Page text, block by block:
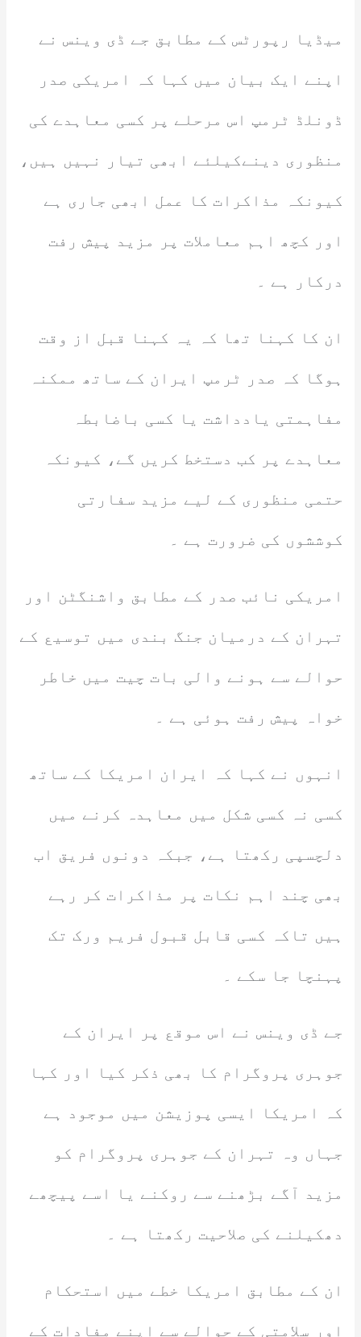
میڈیا رپورٹس کے مطابق جے ڈی وینس نے
اپنے ایک بیان میں کہا کہ امریکی صدر
ڈونلڈ ٹرمپ اس مرحلے پر کسی معاہدے کی
منظوری دینےکیلئے ابھی تیار نہیں ہیں،
کیونکہ مذاکرات کا عمل ابھی جاری ہے
اور کچھ اہم معاملات پر مزید پیش رفت
درکار ہے ۔
ان کا کہنا تھا کہ یہ کہنا قبل از وقت
ہوگا کہ صدر ٹرمپ ایران کے ساتھ ممکنہ
مفاہمتی یادداشت یا کسی باضابطہ
معاہدے پر کب دستخط کریں گے، کیونکہ
حتمی منظوری کے لیے مزید سفارتی
کوششوں کی ضرورت ہے ۔
امریکی نائب صدر کے مطابق واشنگٹن اور
تہران کے درمیان جنگ بندی میں توسیع کے
حوالے سے ہونے والی بات چیت میں خاطر
خواہ پیش رفت ہوئی ہے ۔
انہوں نے کہا کہ ایران امریکا کے ساتھ
کسی نہ کسی شکل میں معاہدہ کرنے میں
دلچسپی رکھتا ہے، جبکہ دونوں فریق اب
بھی چند اہم نکات پر مذاکرات کر رہے
ہیں تاکہ کسی قابل قبول فریم ورک تک
پہنچا جا سکے ۔
جے ڈی وینس نے اس موقع پر ایران کے
جوہری پروگرام کا بھی ذکر کیا اور کہا
کہ امریکا ایسی پوزیشن میں موجود ہے
جہاں وہ تہران کے جوہری پروگرام کو
مزید آگے بڑھنے سے روکنے یا اسے پیچھے
دھکیلنے کی صلاحیت رکھتا ہے ۔
ان کے مطابق امریکا خطے میں استحکام
اور سلامتی کے حوالے سے اپنے مفادات کے